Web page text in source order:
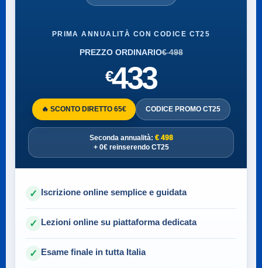
PRIMA ANNUALITÀ CON CODICE CT25
PREZZO ORDINARIO€ 498
€433
🔥 SCONTO DIRETTO 65€ CODICE PROMO CT25
Seconda annualità: € 498
+ 0€ reinserendo CT25
✓ Iscrizione online semplice e guidata
✓ Lezioni online su piattaforma dedicata
✓ Esame finale in tutta Italia